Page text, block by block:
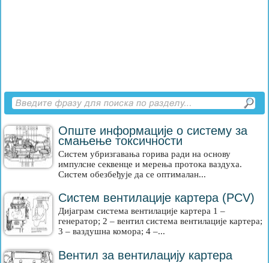
Опште информације о систему за
смањење токсичности
Систем убризгавања горива ради на основу
импулсне секвенце и мерења протока ваздуха.
Систем обезбеђује да се оптималан...
Систем вентилације картера (PCV)
Дијаграм система вентилације картера 1 –
генератор; 2 – вентил система вентилације картера;
3 – ваздушна комора; 4 –...
Вентил за вентилацију картера